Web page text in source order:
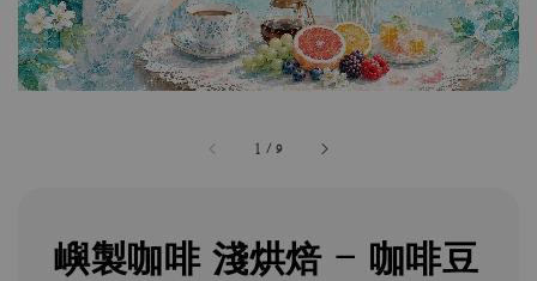
1 /9
嶼製咖啡 淺烘焙 - 咖啡豆